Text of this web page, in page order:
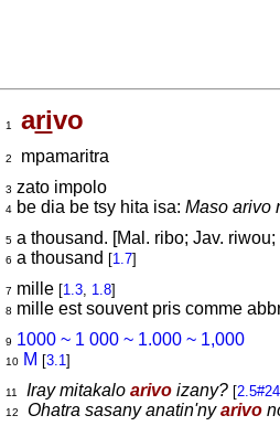
1 arivo
2
mpamaritra
3 zato impolo
4be dia be tsy hita isa: Maso arivo
5a thousand. [Mal. ribo; Jav.
6 a thousand [1.7]
7 mille [1.3, 1.8]
8 mille est souvent pris comme
9 1000 ~ 1 000 ~ 1.000 ~ 1,000
10 M [3.1]
11 Iray mitakalo arivoizany? [2.5#24
12 Ohatra sasany anatin'nyarivo